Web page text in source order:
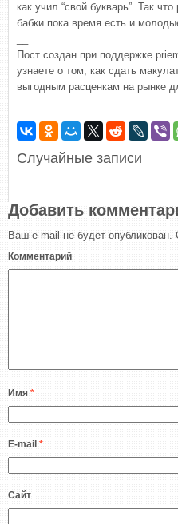
как учил “свой букварь”. Так
бабки пока время есть и
Пост создан при поддержке
узнаете о том, как сдать
выгодным расценкам на рынке
Случайные записи
Добавить
Ваш e-mail не будет опубликован.
Комментарий
Имя *
E-mail *
Сайт